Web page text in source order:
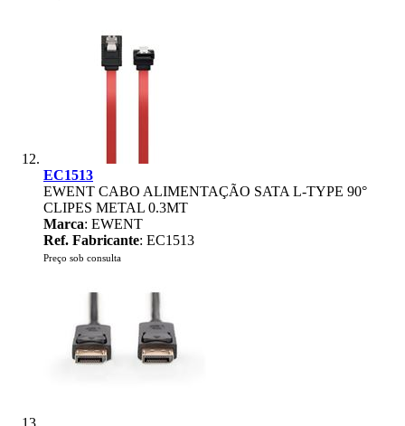
EC1513
EWENT CABO ALIMENTAÇÃO SATA L-TYPE 90°
CLIPES METAL 0.3MT
Marca: EWENT
Ref. Fabricante: EC1513
Preço sob consulta